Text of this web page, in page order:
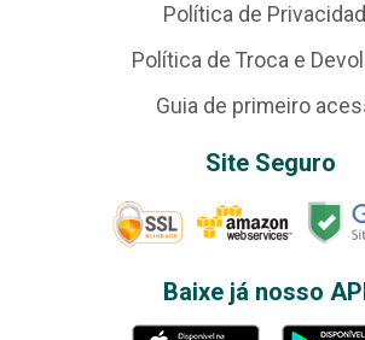
Política de
Política de Troca e
Guia de primeiro
Site Seguro
Baixe já nosso